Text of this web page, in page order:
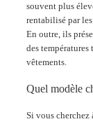
souvent plus
rentabilisé par
En outre, ils
des
vêtements.
Quel modèle
Si vous